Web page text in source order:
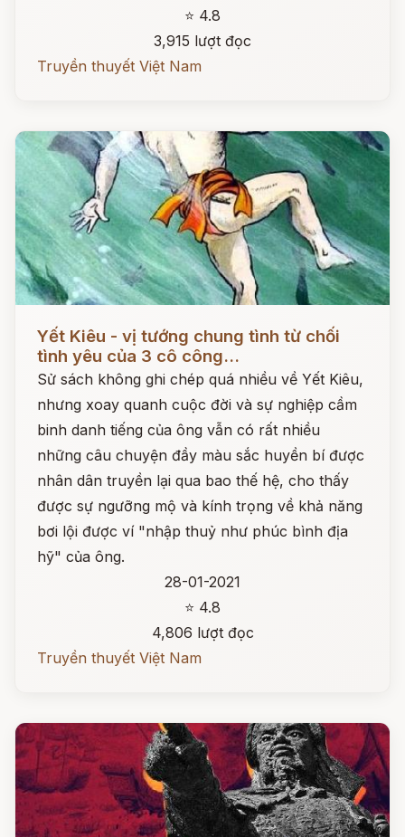
⭐ 4.8
3,915 lượt đọc
Truyền thuyết Việt Nam
Đọc ngay
Yết Kiêu - vị tướng chung tình từ chối
tình yêu của 3 cô công...
Sử sách không ghi chép quá nhiều về Yết Kiêu,
nhưng xoay quanh cuộc đời và sự nghiệp cầm
binh danh tiếng của ông vẫn có rất nhiều
những câu chuyện đầy màu sắc huyền bí được
nhân dân truyền lại qua bao thế hệ, cho thấy
được sự ngưỡng mộ và kính trọng về khả năng
bơi lội được ví "nhập thuỷ như phúc bình địa
hỹ" của ông.
28-01-2021
⭐ 4.8
4,806 lượt đọc
Truyền thuyết Việt Nam